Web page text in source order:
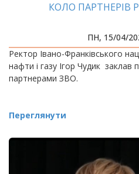
КОЛО ПАРТНЕРІВ
ПН, 15/04/
Ректор Івано-Франківського
нафти і газу Ігор Чудик заклав
партнерами ЗВО.
Переглянути